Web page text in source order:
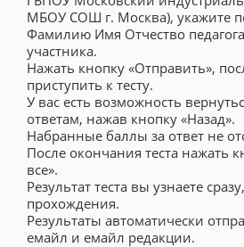
МБОУ СОШ г. Москва), укажите
Фамилию Имя Отчество
участника.
Нажать кнопку «Отправить»,
приступить к тесту.
У вас есть возможность
ответам, нажав кнопку «Назад».
Набранные баллы за ответ не
После окончания теста нажать
все».
Результат теста вы узнаете
прохождения.
Результаты автоматически
емайл и емайл редакции.